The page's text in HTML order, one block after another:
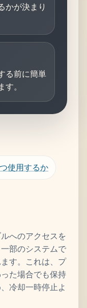
かが決まり
る前に簡単
。
使用するか
へのアクセスを
部のシステムで
す。これは、プ
た場合でも保持
冷却一時停止よ